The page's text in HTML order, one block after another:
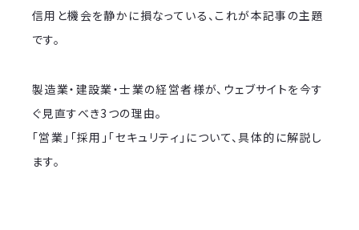
信用と機会を静かに損なっている、これが本記事の主題
です。
製造業・建設業・士業の経営者様が、ウェブサイトを今す
ぐ見直すべき3つの理由。
「営業」「採用」「セキュリティ」について、具体的に解説し
ます。